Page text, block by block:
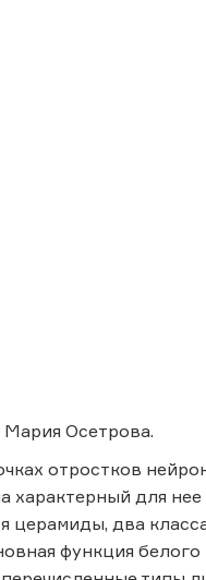
Мария Осетрова.
отростков
характерный для
церамиды, два
функция белого